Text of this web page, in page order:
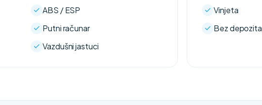
ABS / ESP
Putni računar
Vazdušni jastuci
Vinjeta
Bez depozita